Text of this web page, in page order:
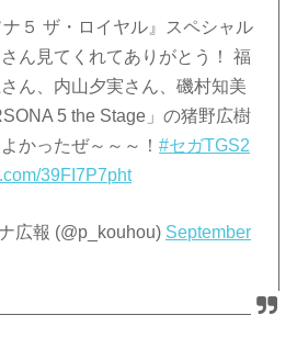
ナ５ ザ・ロイヤル』スペシャル
ん見てくれてありがとう！ 福
ん、内山夕実さん、磯村知美
5 the Stage」の猪野広樹
かったぜ～～～！#セガTGS2
39FI7P7pht
広報 (@p_kouhou) September